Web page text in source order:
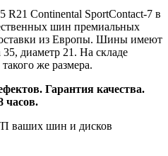
Continental SportContact-7 в
шин премиальных
из Европы. Шины имеют
диаметр 21. На складе
же размера.
Гарантия качества.
часов.
ваших шин и дисков